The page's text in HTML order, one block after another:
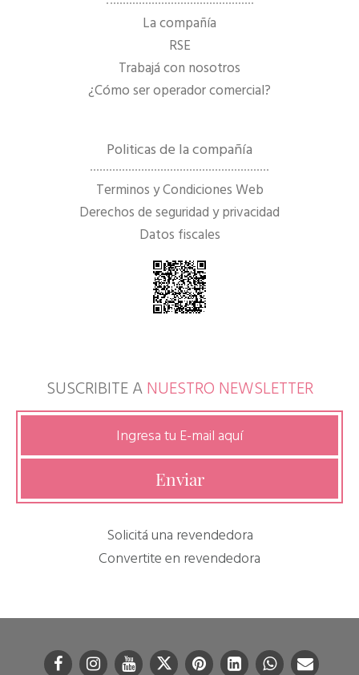
La compañía
RSE
Trabajá con nosotros
¿Cómo ser operador comercial?
Politicas de la compañía
Terminos y Condiciones Web
Derechos de seguridad y privacidad
Datos fiscales
SUSCRIBITE ANUESTRO NEWSLETTER
Solicitá una revendedora
Convertite en revendedora